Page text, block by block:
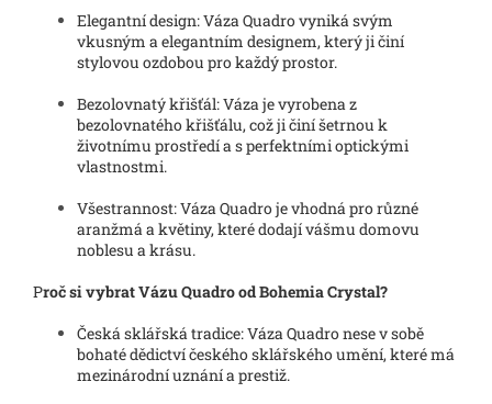
Elegantní design: Váza Quadro vyniká svým
vkusným a elegantním designem, který ji činí
stylovou ozdobou pro každý prostor.
Bezolovnatý křišťál: Váza je vyrobena z
bezolovnatého křišťálu, což ji činí šetrnou k
životnímu prostředí a s perfektními optickými
vlastnostmi.
Všestrannost: Váza Quadro je vhodná pro různé
aranžmá a květiny, které dodají vášmu domovu
noblesu a krásu.
Proč si vybrat Vázu Quadro od Bohemia Crystal?
Česká sklářská tradice: Váza Quadro nese v sobě
bohaté dědictví českého sklářského umění, které má
mezinárodní uznání a prestiž.